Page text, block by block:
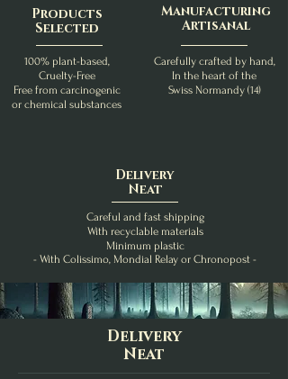
Products
Selected
100% plant-based,
Cruelty-Free
Free from carcinogenic
or chemical substances
Manufacturing
Artisanal
Carefully crafted by hand,
In the heart of the
Swiss Normandy (14)
Delivery
Neat
Careful and fast shipping
With recyclable materials
Minimum plastic
- With Colissimo, Mondial Relay or Chronopost -
Delivery
Neat